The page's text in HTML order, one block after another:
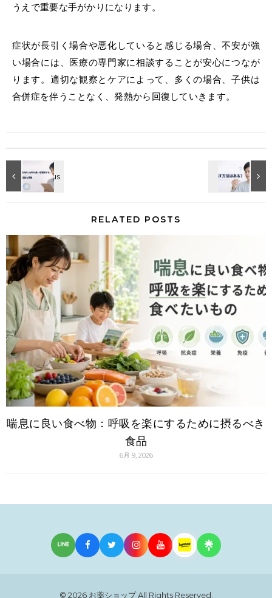
うえで重要な手がかりになります。
症状が長引く場合や悪化していると感じる場合、不安が強
い場合には、医療の専門家に相談することが安心につなが
ります。適切な観察とケアによって、多くの場合、子供は
合併症を伴うことなく、発熱から回復していきます。
RELATED POSTS
喘息に良い食べ物：呼吸を楽にするために摂るべき
食品
6月 9, 2026
© 2026お薬ショップAll Rights Reserved.